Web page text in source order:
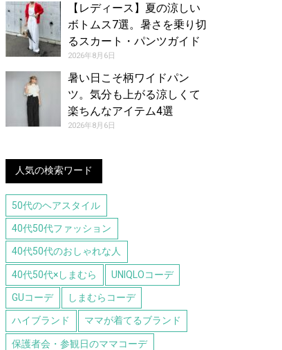
【レディース】夏の涼しい
ボトムス7選。暑さを乗り切
るスカート・パンツガイド
2026年8月6日
暑い日こそ柄ワイドパン
ツ。気分も上がる涼しくて
楽ちんなアイテム4選
2026年8月6日
人気の検索ワード
50代のヘアスタイル
40代50代ファッション
40代50代のおしゃれな人
40代50代×しまむら UNIQLOコーデ
GUコーデ しまむらコーデ
ハイブランド ママが着てるブランド
保護者会・参観日のママコーデ